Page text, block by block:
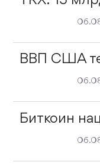
ВВП США
Биткоин